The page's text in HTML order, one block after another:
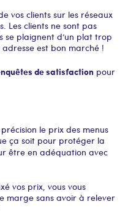
vos clients sur les réseaux
Les clients ne sont pas
se plaignent d’un plat trop
est bon marché !
de satisfaction pour
le prix des menus
ça soit pour protéger la
être en adéquation avec
vos prix, vous vous
marge sans avoir à relever